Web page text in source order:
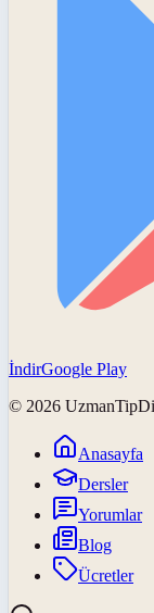
İndirGoogle Play
© 2026
Anasayfa
Dersler
Yorumlar
Blog
Ücretler